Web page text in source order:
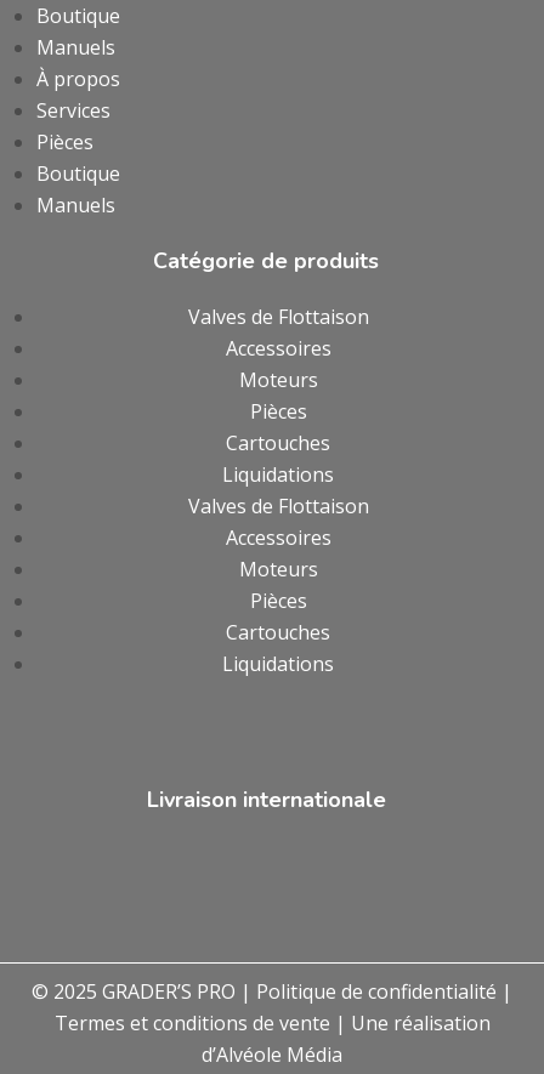
Boutique
Manuels
À propos
Services
Pièces
Boutique
Manuels
Catégorie de produits
Valves de Flottaison
Accessoires
Moteurs
Pièces
Cartouches
Liquidations
Valves de Flottaison
Accessoires
Moteurs
Pièces
Cartouches
Liquidations
Livraison internationale
© 2025 GRADER’S PRO | Politique de confidentialité |
Termes et conditions de vente | Une réalisation
d’Alvéole Média